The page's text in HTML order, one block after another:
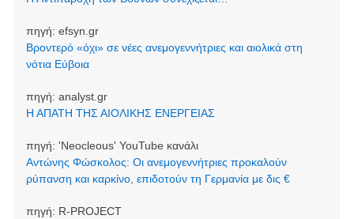
πηγή: efsyn.gr
Βροντερό «όχι» σε νέες ανεμογεννήτριες και αιολικά στη
νότια Εύβοια
πηγή: analyst.gr
Η ΑΠΑΤΗ ΤΗΣ ΑΙΟΛΙΚΗΣ ΕΝΕΡΓΕΙΑΣ
πηγή: 'Neocleοus' YouTube κανάλι
Αντώνης Φώσκολος: Οι ανεμογεννήτριες προκαλούν
ρύπανση και καρκίνο, επιδοτούν τη Γερμανία με δις €
πηγή: R-PROJECT